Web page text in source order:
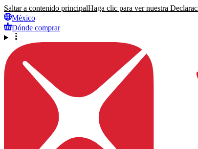
Saltar a contenido principalHaga clic para ver nuestra
México
Dónde comprar